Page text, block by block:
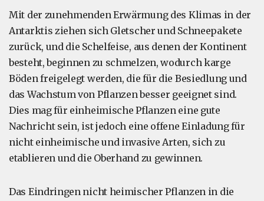
Mit der zunehmenden Erwärmung des Klimas in der
Antarktis ziehen sich Gletscher und Schneepakete
zurück, und die Schelfeise, aus denen der Kontinent
besteht, beginnen zu schmelzen, wodurch karge
Böden freigelegt werden, die für die Besiedlung und
das Wachstum von Pflanzen besser geeignet sind.
Dies mag für einheimische Pflanzen eine gute
Nachricht sein, ist jedoch eine offene Einladung für
nicht einheimische und invasive Arten, sich zu
etablieren und die Oberhand zu gewinnen.
Das Eindringen nicht heimischer Pflanzen in die